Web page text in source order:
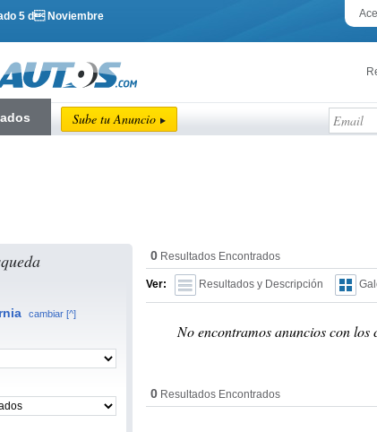
5 d Noviembre
Sube tu Anuncio
0 Resultados Encontrados
Ver: Resultados y Descripción
No encontramos anuncios con
0 Resultados Encontrados
cambiar [^]